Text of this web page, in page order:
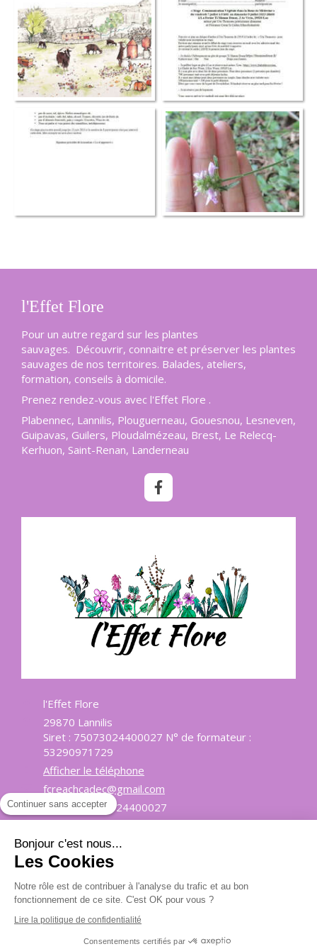
l'Effet Flore
Pour un autre regard sur les plantes
sauvages. Découvrir, connaitre et préserver les plantes
sauvages de nos territoires. Balades, ateliers,
formation, conseils à domicile.
Prenez rendez-vous avec l'Effet Flore .
Plabennec, Lannilis, Plouguerneau, Gouesnou, Lesneven,
Guipavas, Guilers, Ploudalmézeau, Brest, Le Relecq-
Kerhuon, Saint-Renan, Landerneau
l'Effet Flore
29870 Lannilis
Siret : 75073024400027 N° de formateur :
53290971729
Afficher le téléphone
fcreachcadec@gmail.com
SIRET: 75073024400027
Prendre rendez-vous
Plan du site
Mentions légales
Création et référencement du site par Simplébo
Continuer sans accepter
Bonjour c'est nous...
Les Cookies
Notre rôle est de contribuer à l'analyse du trafic et au bon
fonctionnement de ce site. C'est OK pour vous ?
Lire la politique de confidentialité
Consentements certifiés par